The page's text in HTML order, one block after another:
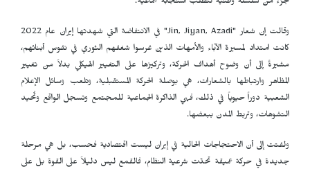
جزء من سلسلة وطنية تتطلب استجابة جماعية.
وقالت إن شعار "Jin, Jiyan, Azadi
" في الانتفاضة التي شهدتها إيران عام 2022
كانت امتداد لمسيرة الآباء والأمهات الذين غرسوا شغفهم الثوري في نفوس أبنائهم،
مشيرةً إلى أن وضوح أهداف الحركة، وتركيزها على التغيير الهيكلي بدلاً من تغيير
المظاهر وارتباطها بالشعارات، هي بوصلة الحركة المستقبلية، وتلعب وسائل الإعلام
الشعبية دوراً حيوياً في ذلك، فهي الذاكرة الجماعية للمجتمع وتسجل الواقع وتُحيد
التشوهات، وتربط المدن ببعضها.
ولفتت إلى أن الاحتجاجات الحالية في إيران ليست اقتصادية فحسب، بل هي مرحلة
جديدة في حركة عميقة تحدّت شرعية النظام، فالقمع ليس دليلاً على القوة بل على